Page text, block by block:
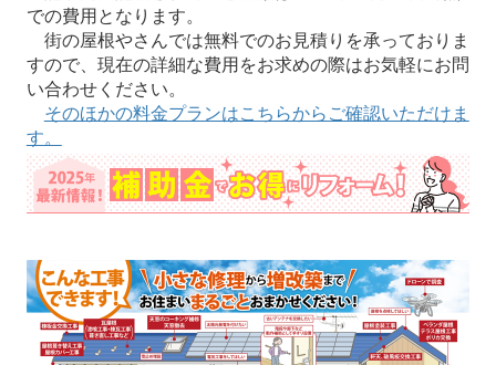
での費用となります。
街の屋根やさんでは無料でのお見積りを承っておりま
すので、現在の詳細な費用をお求めの際はお気軽にお問
い合わせください。
そのほかの料金プランはこちらからご確認いただけま
す。